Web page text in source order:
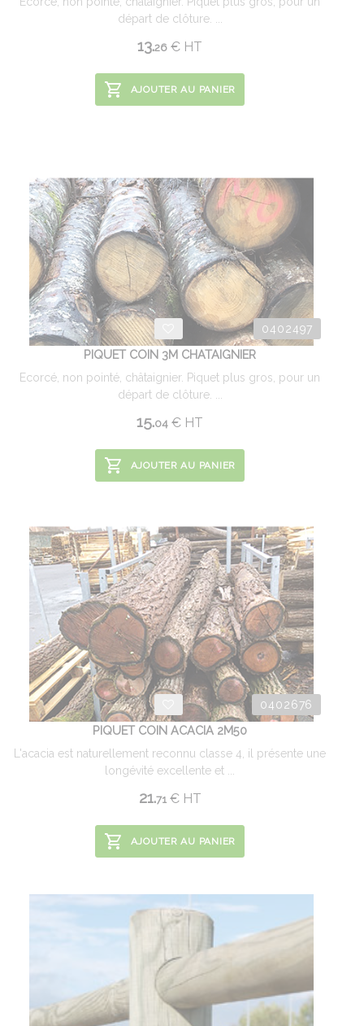
départ de clôture. ...
13.26 € HT
AJOUTER AU PANIER
0402497
PIQUET COIN 3M CHATAIGNIER
Ecorcé, non pointé, châtaignier. Piquet plus gros, pour un
départ de clôture. ...
15.04 € HT
AJOUTER AU PANIER
0402676
PIQUET COIN ACACIA 2M50
L'acacia est naturellement reconnu classe 4, il présente une
longévité excellente et ...
21.71 €HT
AJOUTER AU PANIER